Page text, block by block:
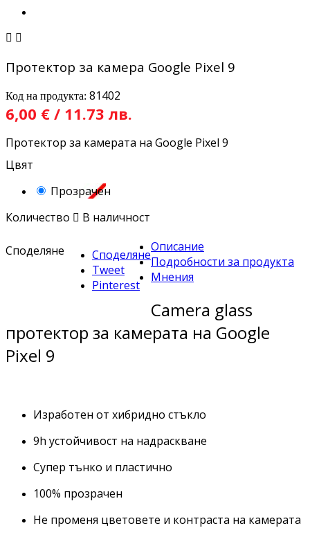
 
Протектор за камера Google Pixel 9
Код на продукта: 81402
6,00 € / 11.73 лв.
Протектор за камерата на Google Pixel 9
Цвят
Прозрачен
Количество  В наличност
Споделяне
Споделяне
Tweet
Pinterest
Описание
Подробности за продукта
Мнения
Camera glass
протектор за камерата на Google
Pixel 9
Изработен от хибридно стъкло
9h устойчивост на надраскване
Супер тънко и пластично
100% прозрачен
Не променя цветовете и контраста на камерата